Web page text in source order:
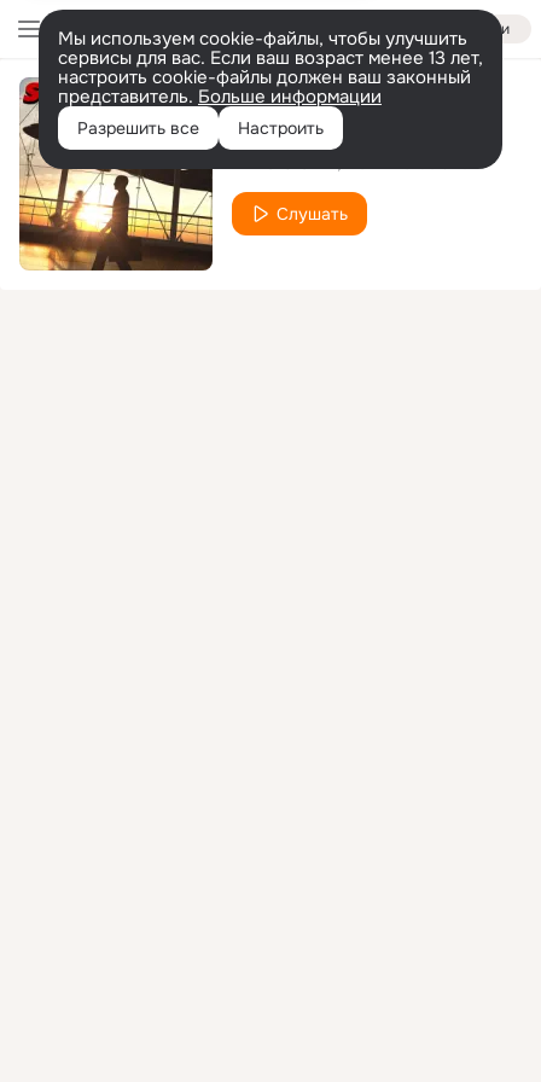
Войти
Мы используем cookie-файлы, чтобы улучшить
сервисы для вас. Если ваш возраст менее 13 лет,
настроить cookie-файлы должен ваш законный
представитель. Больше информации
Разрешить все Настроить
Strainatate
Слушать